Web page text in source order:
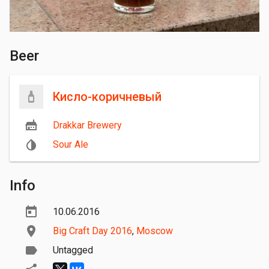
Beer
Кисло-коричневый
Drakkar Brewery
Sour Ale
Info
10.06.2016
Big Craft Day 2016, Moscow
Untagged